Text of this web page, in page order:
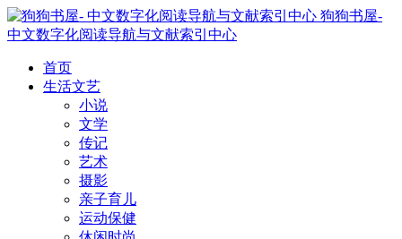
狗狗书屋-
中文数字化阅读导航与文献索引中心
首页
生活文艺
小说
文学
传记
艺术
摄影
亲子育儿
运动保健